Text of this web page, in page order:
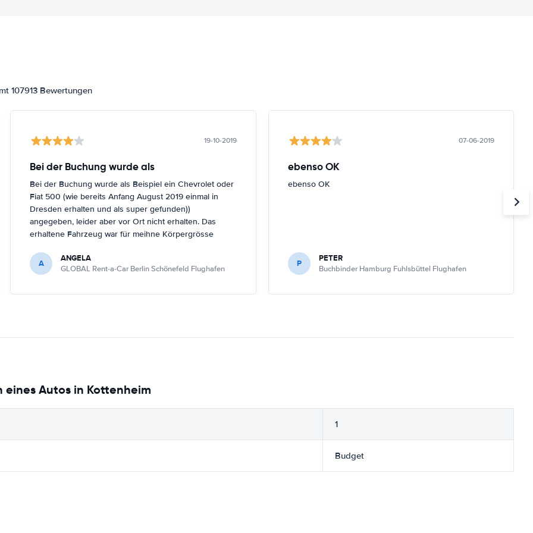
107913 Bewertungen
19-10-2019
Bei der Buchung wurde als
Bei der Buchung wurde als Beispiel ein Chevrolet oder
Fiat 500 (wie bereits Anfang August 2019 einmal in
Dresden erhalten und als super gefunden))
angegeben, leider aber vor Ort nicht erhalten. Das
erhaltene Fahrzeug war für meihne Körpergrösse
Schönefeld kein anderes Fahrzeug bekommen.
A ANGELA
GLOBAL Rent-a-Car Berlin Schönefeld Flughafen
07-06-2019
ebenso OK
ebenso OK
P PETER
Buchbinder Hamburg Fuhlsbüttel Flughafen
Autos in Kottenheim
1
Budget